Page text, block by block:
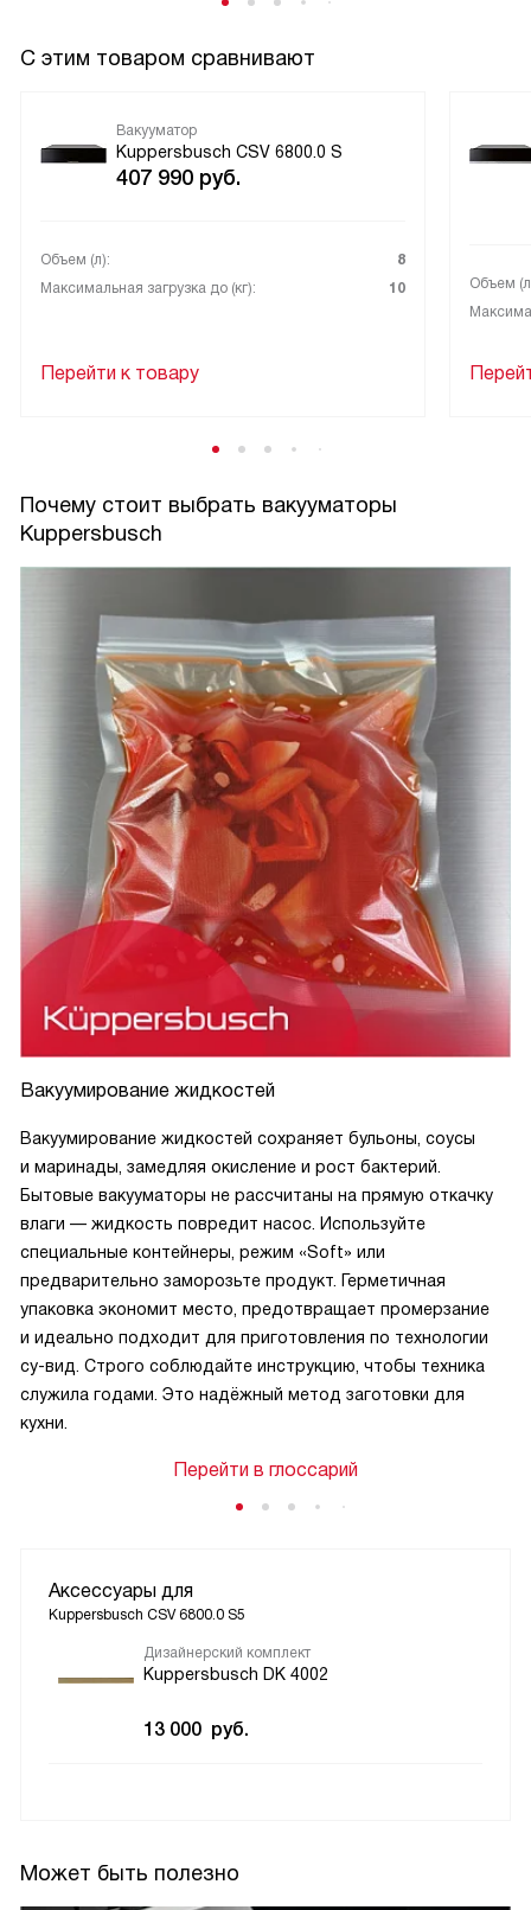
стало для меня надёжным помощником, экономит
С этим товаром сравнивают
Вакууматор
Kuppersbusch CSV 6800.0 S
407 990 руб.
Объем (л):
8
Максимальная загрузка до (кг):
10
Перейти к товару
Объем
Почему стоит выбрать вакууматоры
Kuppersbusch
Вакуумирование жидкостей
Вакуумирование жидкостей сохраняет бульоны, соусы
и маринады, замедляя окисление и рост бактерий.
Бытовые вакууматоры не рассчитаны на прямую откачку
влаги — жидкость повредит насос. Используйте
специальные контейнеры, режим «Soft» или
предварительно заморозьте продукт. Герметичная
упаковка экономит место, предотвращает промерзание
и идеально подходит для приготовления по технологии
су-вид. Строго соблюдайте инструкцию, чтобы техника
служила годами. Это надёжный метод заготовки для
кухни.
Перейти в глоссарий
Аксессуары для
Kuppersbusch CSV 6800.0 S5
Дизайнерский комплект
Kuppersbusch DK 4002
13 000 руб.
Может быть полезно